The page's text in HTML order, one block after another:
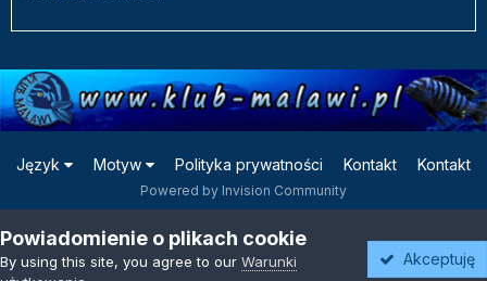
Język Motyw Polityka prywatności Kontakt Kontakt
Powered by Invision Community
Powiadomienie o plikach cookie
By using this site, you agree to our Warunki
Akceptuję